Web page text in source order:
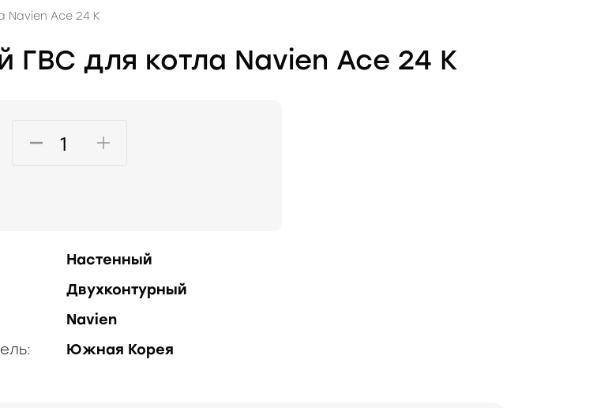
Navien Ace 24 К
ГВС для котла Navien Ace 24 К
Настенный
Двухконтурный
Navien
Южная Корея